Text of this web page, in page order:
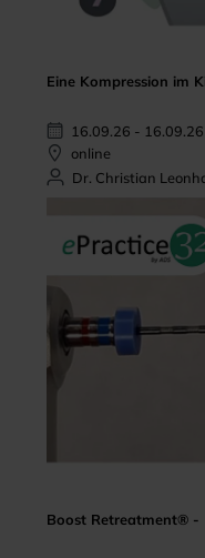
Eine Kompression im
16.09.26 - 16.09.26
online
Dr. Christian
Boost Retreatment® -